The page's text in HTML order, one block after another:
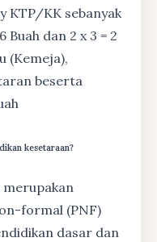
KTP/KK sebanyak
Buah dan 2 x 3 = 2
(Kemeja),
beserta
kesetaraan?
merupakan
formal (PNF)
dasar dan